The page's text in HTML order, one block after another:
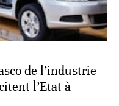
de l’industrie
l’Etat à